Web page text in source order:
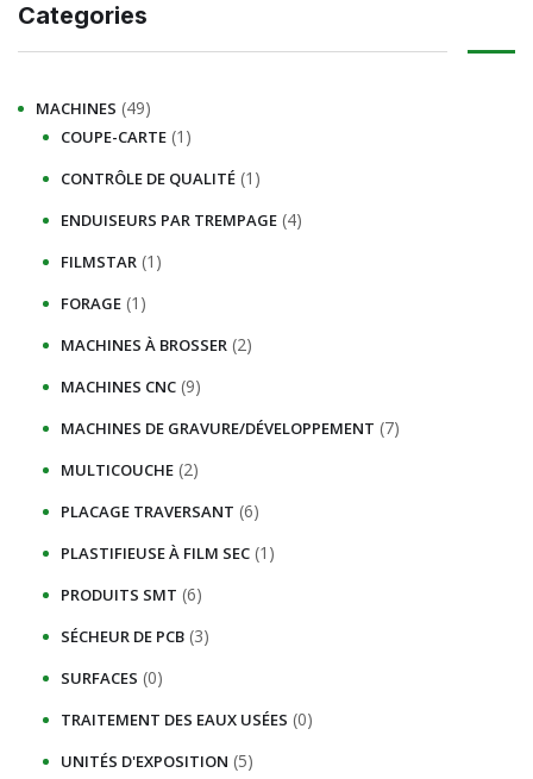
Categories
MACHINES (49)
COUPE-CARTE (1)
CONTRÔLE DE QUALITÉ (1)
ENDUISEURS PAR TREMPAGE (4)
FILMSTAR (1)
FORAGE (1)
MACHINES À BROSSER (2)
MACHINES CNC (9)
MACHINES DE GRAVURE/DÉVELOPPEMENT (7)
MULTICOUCHE (2)
PLACAGE TRAVERSANT (6)
PLASTIFIEUSE À FILM SEC (1)
PRODUITS SMT (6)
SÉCHEUR DE PCB (3)
SURFACES (0)
TRAITEMENT DES EAUX USÉES (0)
UNITÉS D'EXPOSITION (5)